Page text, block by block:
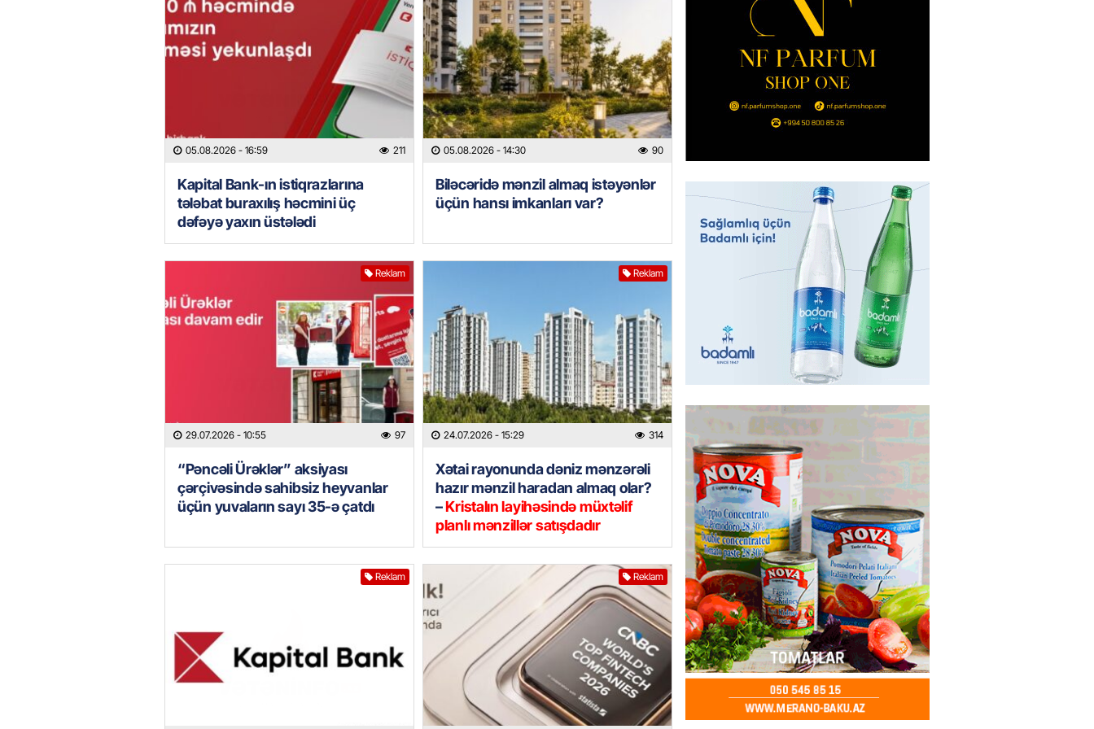
05.08.2026 - 16:59 211
Kapital Bank-ın istiqrazlarına
tələbat buraxılış həcmini üç
dəfəyə yaxın üstələdi
05.08.2026 - 14:30 90
Biləcəridə mənzil almaq istəyənlər
üçün hansı imkanları var?
Reklam
29.07.2026 - 10:55 97
“Pəncəli Ürəklər” aksiyası
çərçivəsində sahibsiz heyvanlar
üçün yuvaların sayı 35-ə çatdı
Reklam
24.07.2026 - 15:29 314
Xətai rayonunda dəniz mənzərəli
hazır mənzil haradan almaq olar?
–Kristalın layihəsində müxtəlif
planlı mənzillər satışdadır
Reklam Reklam
- 14:00
Mişustin avtomobildə Paşinyana nə
07.08.2026 - 13:45
ilə bağlı SƏRƏNCAM
Prezidentdən Xəzər Fərhadov ilə bağlı
75
ÖZƏL
Azərbaycanda Media və Yayım Şurası
- 13:00 77
GÜNDƏM
Aytən Abdullayevaya yüksək vəzifə
verildi
07.08.2026- 12:45 94
GÜNDƏM
Paşinyan İssık-Kul gölündən gəzinti
videosunu paylaşıb
07.08.2026- 12:30 71
HADISƏ
Sabunçu rayonunda 70 min manat
dəyərində elektrik naqilləri oğurlayan
şəxs saxlanılıb